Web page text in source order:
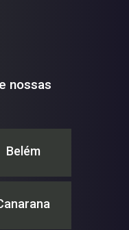
nossas
Belém